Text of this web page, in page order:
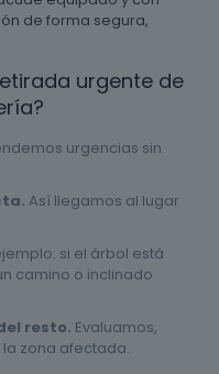
de forma segura,
urgente de
urgencias sin
Así llegamos al lugar
si el árbol está
camino o inclinado
resto. Evaluamos,
zona afectada.